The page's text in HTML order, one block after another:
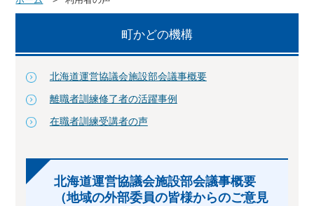
町かどの機構
北海道運営協議会施設部会議事概要
離職者訓練修了者の活躍事例
在職者訓練受講者の声
北海道運営協議会施設部会議事概要
（地域の外部委員の皆様からのご意見